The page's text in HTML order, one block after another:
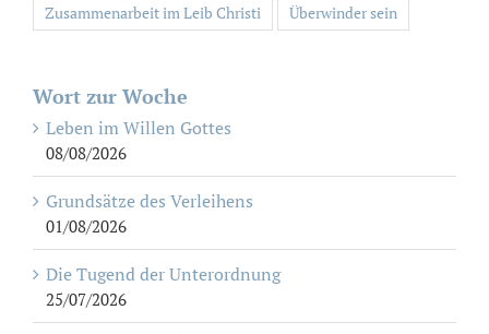
Zusammenarbeit im Leib Christi
Überwinder sein
Wort zur Woche
Leben im Willen Gottes
08/08/2026
Grundsätze des Verleihens
01/08/2026
Die Tugend der Unterordnung
25/07/2026